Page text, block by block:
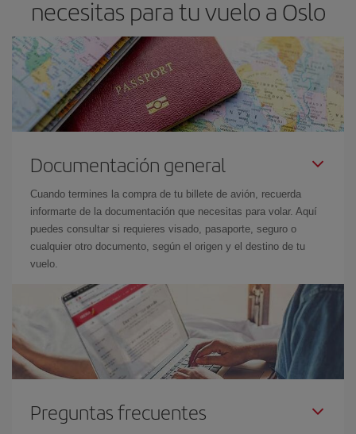
necesitas para tu vuelo a Oslo
Documentación general
Cuando termines la compra de tu billete de avión, recuerda
informarte de la documentación que necesitas para volar. Aquí
puedes consultar si requieres visado, pasaporte, seguro o
cualquier otro documento, según el origen y el destino de tu
vuelo.
Preguntas frecuentes